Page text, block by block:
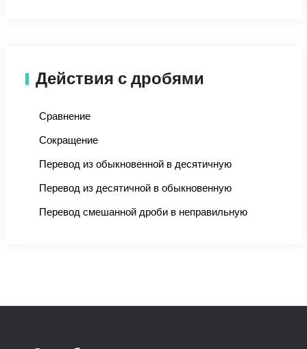
Действия с дробями
Сравнение
Сокращение
Перевод из обыкновенной в десятичную
Перевод из десятичной в обыкновенную
Перевод смешанной дроби в неправильную